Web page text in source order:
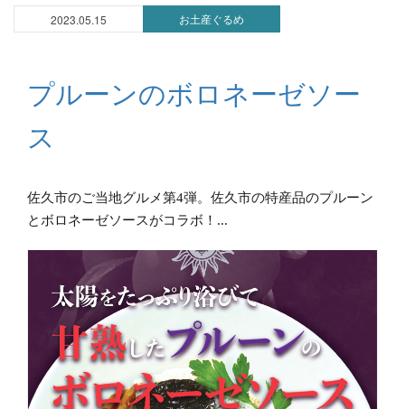
2023.05.15 お土産ぐるめ
プルーンのボロネーゼソー
ス
佐久市のご当地グルメ第4弾。佐久市の特産品のプルーン
とボロネーゼソースがコラボ！...